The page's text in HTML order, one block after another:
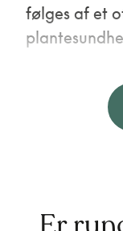
følges af et
medbringer
bagagen